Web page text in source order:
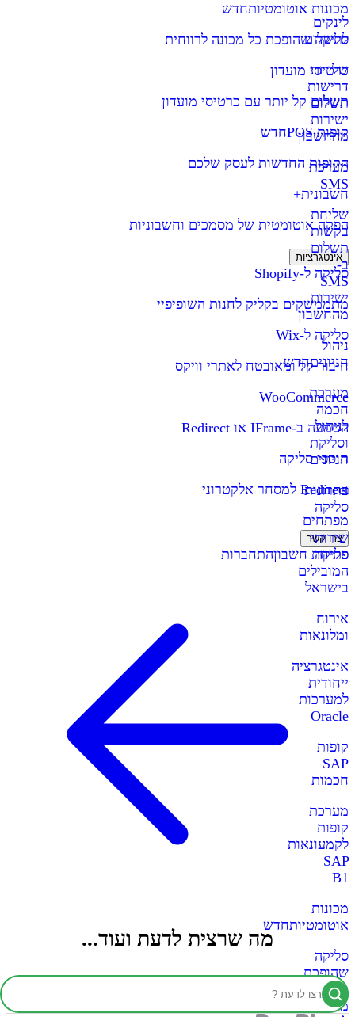
לינקים
לתשלום
שליחת
דרישות
תשלום
ישירות
מהחשבון
מערכת
SMS
שליחת
בקשות
תשלום
ב-
SMS
ישירות
מהחשבון
ניהול
חניוניםחדש
מערכת
חכמה
לניהול
וסליקת
חניונים
פתרונות
סליקה
שירותי
סליקה
המובילים
בישראל
אירוח
ומלונאות
אינטגרציה
ייחודית
למערכות
Oracle
קופות
SAP
חכמות
מערכת
קופות
לקמעונאות
SAP
B1
מכונות
אוטומטיותחדש
סליקה
שהופכת
כל
מכונה
מכונות אוטומטיותחדש
סליקה שהופכת כל מכונה לרווחית
כרטיסי מועדון
תשלום קל יותר עם כרטיסי מועדון
קופות POS
חדש
הקופות החדשות לעסק שלכם
חשבונית+
הפקה אוטומטית של מסמכים וחשבוניות
אינטגרציות
סליקה ל-Shopify
מתממשקים בקליק לחנות השופיפיי
סליקה ל-Wix
חיבור קל ומאובטח לאתרי וויקס
WooCommerce
הטמעה ב-IFrame או Redirect
תוספי סליקה
Redirect למסחר אלקטרוני
מפתחים
צרו קשר
פתיחת חשבוןהתחברות
מה שרצית לדעת ועוד...